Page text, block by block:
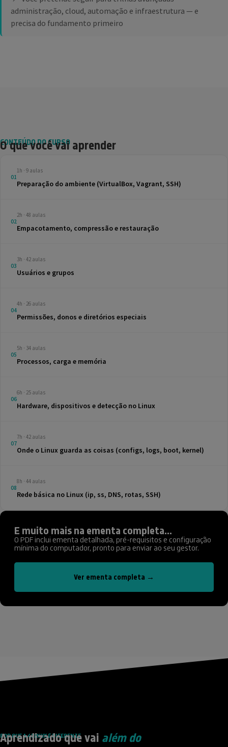
administração, cloud, automação e infraestrutura — e
precisa do fundamento primeiro
CONTEÚDO DO CURSO
O que você vai aprender
01
1h · 9 aulas
Preparação do ambiente (VirtualBox, Vagrant, SSH)
02
2h · 48 aulas
Empacotamento, compressão e restauração
03
3h · 42 aulas
Usuários e grupos
04
4h · 26 aulas
Permissões, donos e diretórios especiais
05
5h · 34 aulas
Processos, carga e memória
06
6h · 25 aulas
Hardware, dispositivos e detecção no Linux
07
7h · 42 aulas
Onde o Linux guarda as coisas (configs, logs, boot, kernel)
08
8h · 44 aulas
Rede básica no Linux (ip, ss, DNS, rotas, SSH)
E muito mais na ementa completa...
O PDF inclui ementa detalhada, pré-requisitos e configuração
mínima do computador, pronto para enviar ao seu gestor.
Ver ementa completa →
POR QUE A 4LINUX É DIFERENTE
Aprendizado que vai além do